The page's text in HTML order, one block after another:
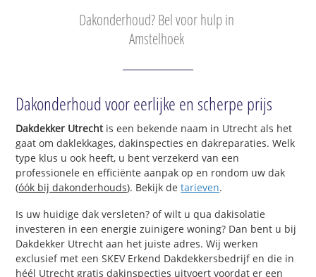
Dakonderhoud? Bel voor hulp in
Amstelhoek
Dakonderhoud voor eerlijke en scherpe prijs
Dakdekker Utrechtis een bekende naam in Utrecht als het
gaat om daklekkages, dakinspecties en dakreparaties. Welk
type klus u ook heeft, u bent verzekerd van een
professionele en efficiënte aanpak op en rondom uw dak
(óók bij dakonderhouds). Bekijk detarieven.
Is uw huidige dak versleten? of wilt u qua dakisolatie
investeren in een energie zuinigere woning? Dan bent u bij
Dakdekker Utrecht aan het juiste adres. Wij werken
exclusief met een SKEV Erkend Dakdekkersbedrijf en die in
héél Utrecht gratis dakinspecties uitvoert voordat er een